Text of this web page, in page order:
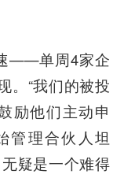
——单周4家企
。“我们的被投
励他们主动申
管理合伙人坦
疑是一个难得